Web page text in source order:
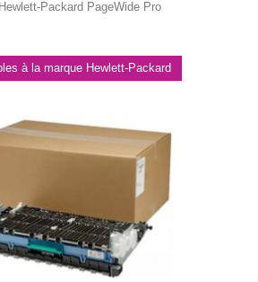
Packard PageWide Pro
à la marque Hewlett-Packard